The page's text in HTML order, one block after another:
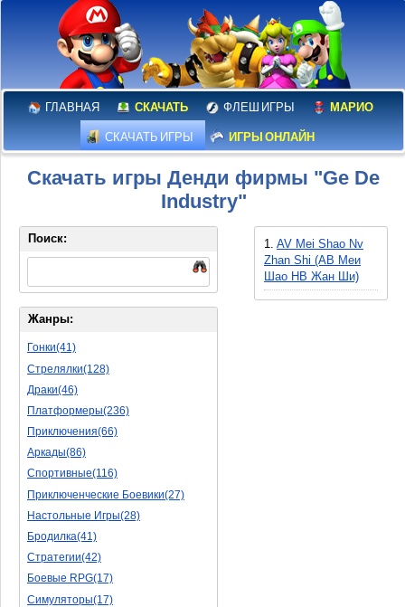
ГЛАВНАЯ СКАЧАТЬ ФЛЕШ ИГРЫ МАРИО
СКАЧАТЬ ИГРЫ ИГРЫ ОНЛАЙН
Скачать игры Денди фирмы "Ge De
Industry"
1.AV Mei Shao Nv
Zhan Shi (АВ Меи
Шао НВ Жан Ши)
Поиск:
Жанры:
Гонки(41)
Стрелялки(128)
Драки(46)
Платформеры(236)
Приключения(66)
Аркады(86)
Спортивные(116)
Приключенческие Боевики(27)
Настольные Игры(28)
Бродилка(41)
Стратегии(42)
Боевые RPG(17)
Симуляторы(17)